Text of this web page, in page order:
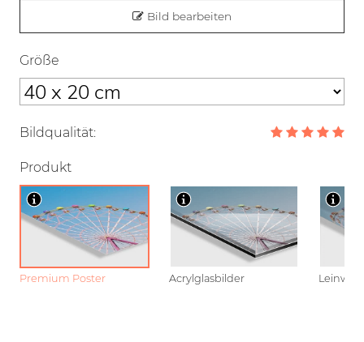
Bild bearbeiten
Größe
Bildqualität:
Produkt
Premium Poster Acrylglasbilder